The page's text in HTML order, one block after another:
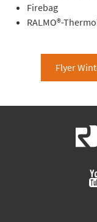
Firebag
RALMO®-
Flyer